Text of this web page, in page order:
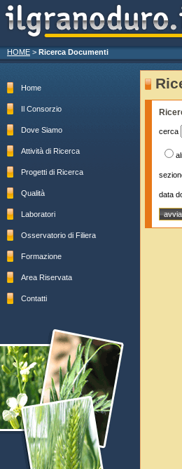
HOME > Ricerca Documenti
Home
Il Consorzio
Dove Siamo
Attività di Ricerca
Progetti di Ricerca
Qualità
Laboratori
Osservatorio di Filiera
Formazione
Area Riservata
Contatti
cerca
data